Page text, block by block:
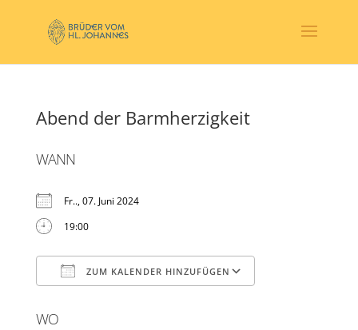
Abend der Barmherzigkeit
WANN
Fr.., 07. Juni 2024
19:00
ZUM KALENDER HINZUFÜGEN
WO